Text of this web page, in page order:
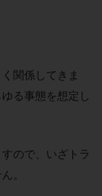
関係してきま
る事態を想定し
ので、いざトラ
。